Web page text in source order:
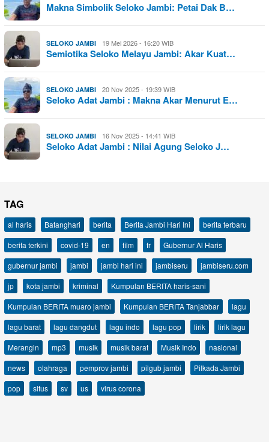
Makna Simbolik Seloko Jambi: Petai Dak B…
SELOKO JAMBI 19 Mei 2026 - 16:20 WIB
Semiotika Seloko Melayu Jambi: Akar Kuat…
SELOKO JAMBI 20 Nov 2025 - 19:39 WIB
Seloko Adat Jambi : Makna Akar Menurut E…
SELOKO JAMBI 16 Nov 2025 - 14:41 WIB
Seloko Adat Jambi : Nilai Agung Seloko J…
TAG
al haris Batanghari berita Berita Jambi Hari Ini
berita terbaru
berita terkini
covid-19 en film fr
Gubernur Al Haris
gubernur jambi
jambi jambi hari ini jambiseru
jambiseru.com
jp
kota jambi kriminal
Kumpulan BERITA haris-sani
Kumpulan BERITA muaro jambi
Kumpulan BERITA Tanjabbar
lagu
lagu barat
lagu dangdut lagu indo lagu pop lirik
lirik lagu
Merangin
mp3 musik musik barat Musik Indo
nasional
news
olahraga pemprov jambi pilgub jambi
Pilkada Jambi
pop
situs sv us virus corona